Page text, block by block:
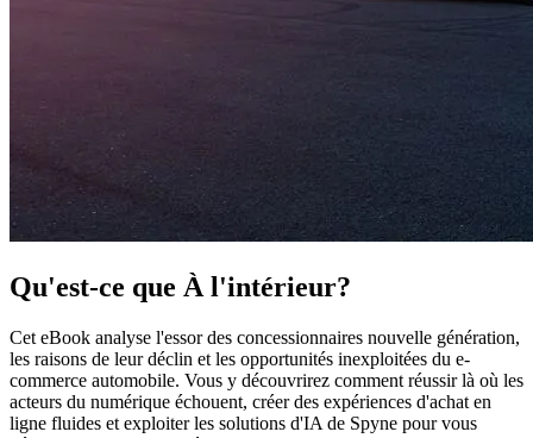
Qu'est-ce que À l'intérieur?
Cet eBook analyse l'essor des concessionnaires nouvelle génération,
les raisons de leur déclin et les opportunités inexploitées du e-
commerce automobile. Vous y découvrirez comment réussir là où les
acteurs du numérique échouent, créer des expériences d'achat en
ligne fluides et exploiter les solutions d'IA de Spyne pour vous